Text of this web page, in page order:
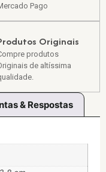
Pago
Originais
produtos
de altíssima
& Respostas